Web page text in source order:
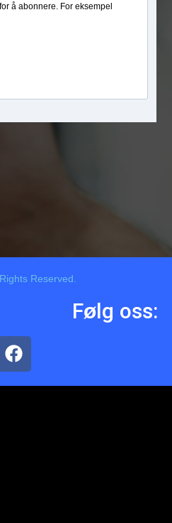
å abonnere. For eksempel
Reserved.
Følg oss: